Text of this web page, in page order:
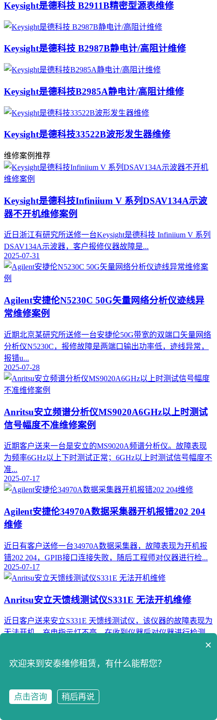
Keysight是德科技 B2911B精密型源表维修
Keysight是德科技 B2987B静电计/高阻计维修
Keysight是德科技B2985A静电计/高阻计维修
Keysight是德科技33522B波形发生器维修
维修案例推荐
Keysight是德科技Infiniium V 系列DSAV134A示波
器不开机维修案例
近日浙江有研究所送修一台Keysight是德科技 Infiniium V 系列
DSAV134A示波器，客户报修仪器故障是...
2025-07-31
Agilent安捷伦N5230C 50G矢量网络分析仪迹线异
常维修案例
近期北京某研究所送修一台安捷伦50G带宽的双端口矢量网络
分析仪N5230C，报修故障是两端口输出功率低，迹线异常，
报错u...
2025-07-28
Anritsu安立频谱分析仪MS9020A6GHz以上时测试
信号幅度不准维修案例
近期客户送来一台是安立的MS9020A频谱分析仪。故障表现
为频率6GHz以上下时测试正常；6GHz以上时测试信号幅度不
准...
2025-07-17
Agilent安捷伦34970A数据采集器开机报错202 204
维修
近日有客户送修一台34970A数据采集器，故障表现为开机报
错202 204，GPIB接口连接失败，随后工程师对仪器进行检...
2025-07-17
Anritsu安立天馈线测试仪S331E 无法开机维修
近日客户送来安立S331E 天馈线测试仪，该仪器的故障表现为
无法开机，充电指示灯不亮。在收到仪器后对仪器进行检测，
案例
×
欢迎来到安泰维修租赁，有什么能帮您？
点击咨询
稍后再说
点击咨询